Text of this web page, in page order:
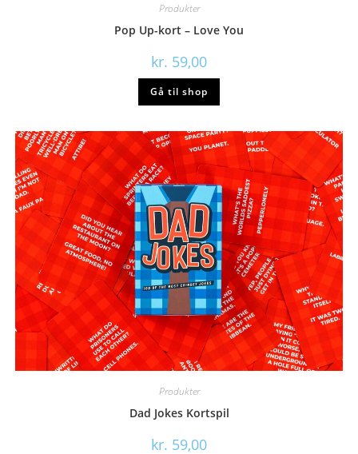
Produkter
Pop Up-kort – Love You
kr. 59,00
Gå til shop
Produkter
Dad Jokes Kortspil
kr. 59,00